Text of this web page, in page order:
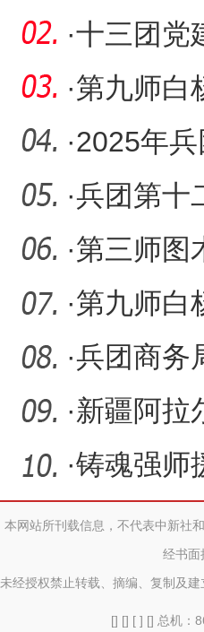
路上的“领
·十三团党
经济发展
·第九师白
部助百企
·2025年
技能竞赛
·兵团第十
新案件评
执
·第三师图
狠抓干部
硬
·第九师白
升党建品
事
·兵团商务
易大学签
·新疆阿拉
用辣椒采
景
·铸魂强师
谱华章
本网站所刊载信息，不代表中新社
经书面
未经授权禁止转载、摘编、复制及
[] [] [ ] [] 总机：